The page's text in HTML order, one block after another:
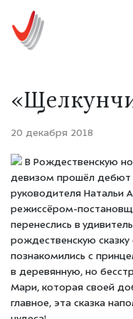
20 декабря 2018
В Рождественскую
девизом прошёл дебют
руководителя Натальи
режиссёром-
перенеслись в
рождественскую
познакомились с
в деревянную, но
Мари, которая своей
главное, эта сказка